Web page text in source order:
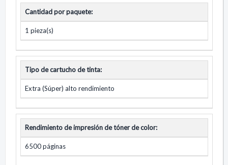
Cantidad por paquete:
1 pieza(s)
Tipo de cartucho de tinta:
Extra (Súper) alto rendimiento
Rendimiento de impresión de tóner de color:
6500 páginas